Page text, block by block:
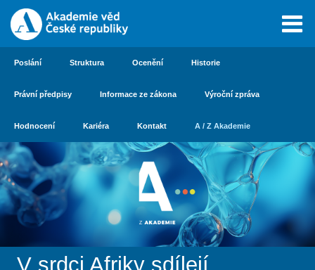
Poslání Struktura Ocenění Historie
Právní předpisy Informace ze zákona Výroční zpráva
Hodnocení Kariéra Kontakt A / Z Akademie
V srdci Afriky sdílejí